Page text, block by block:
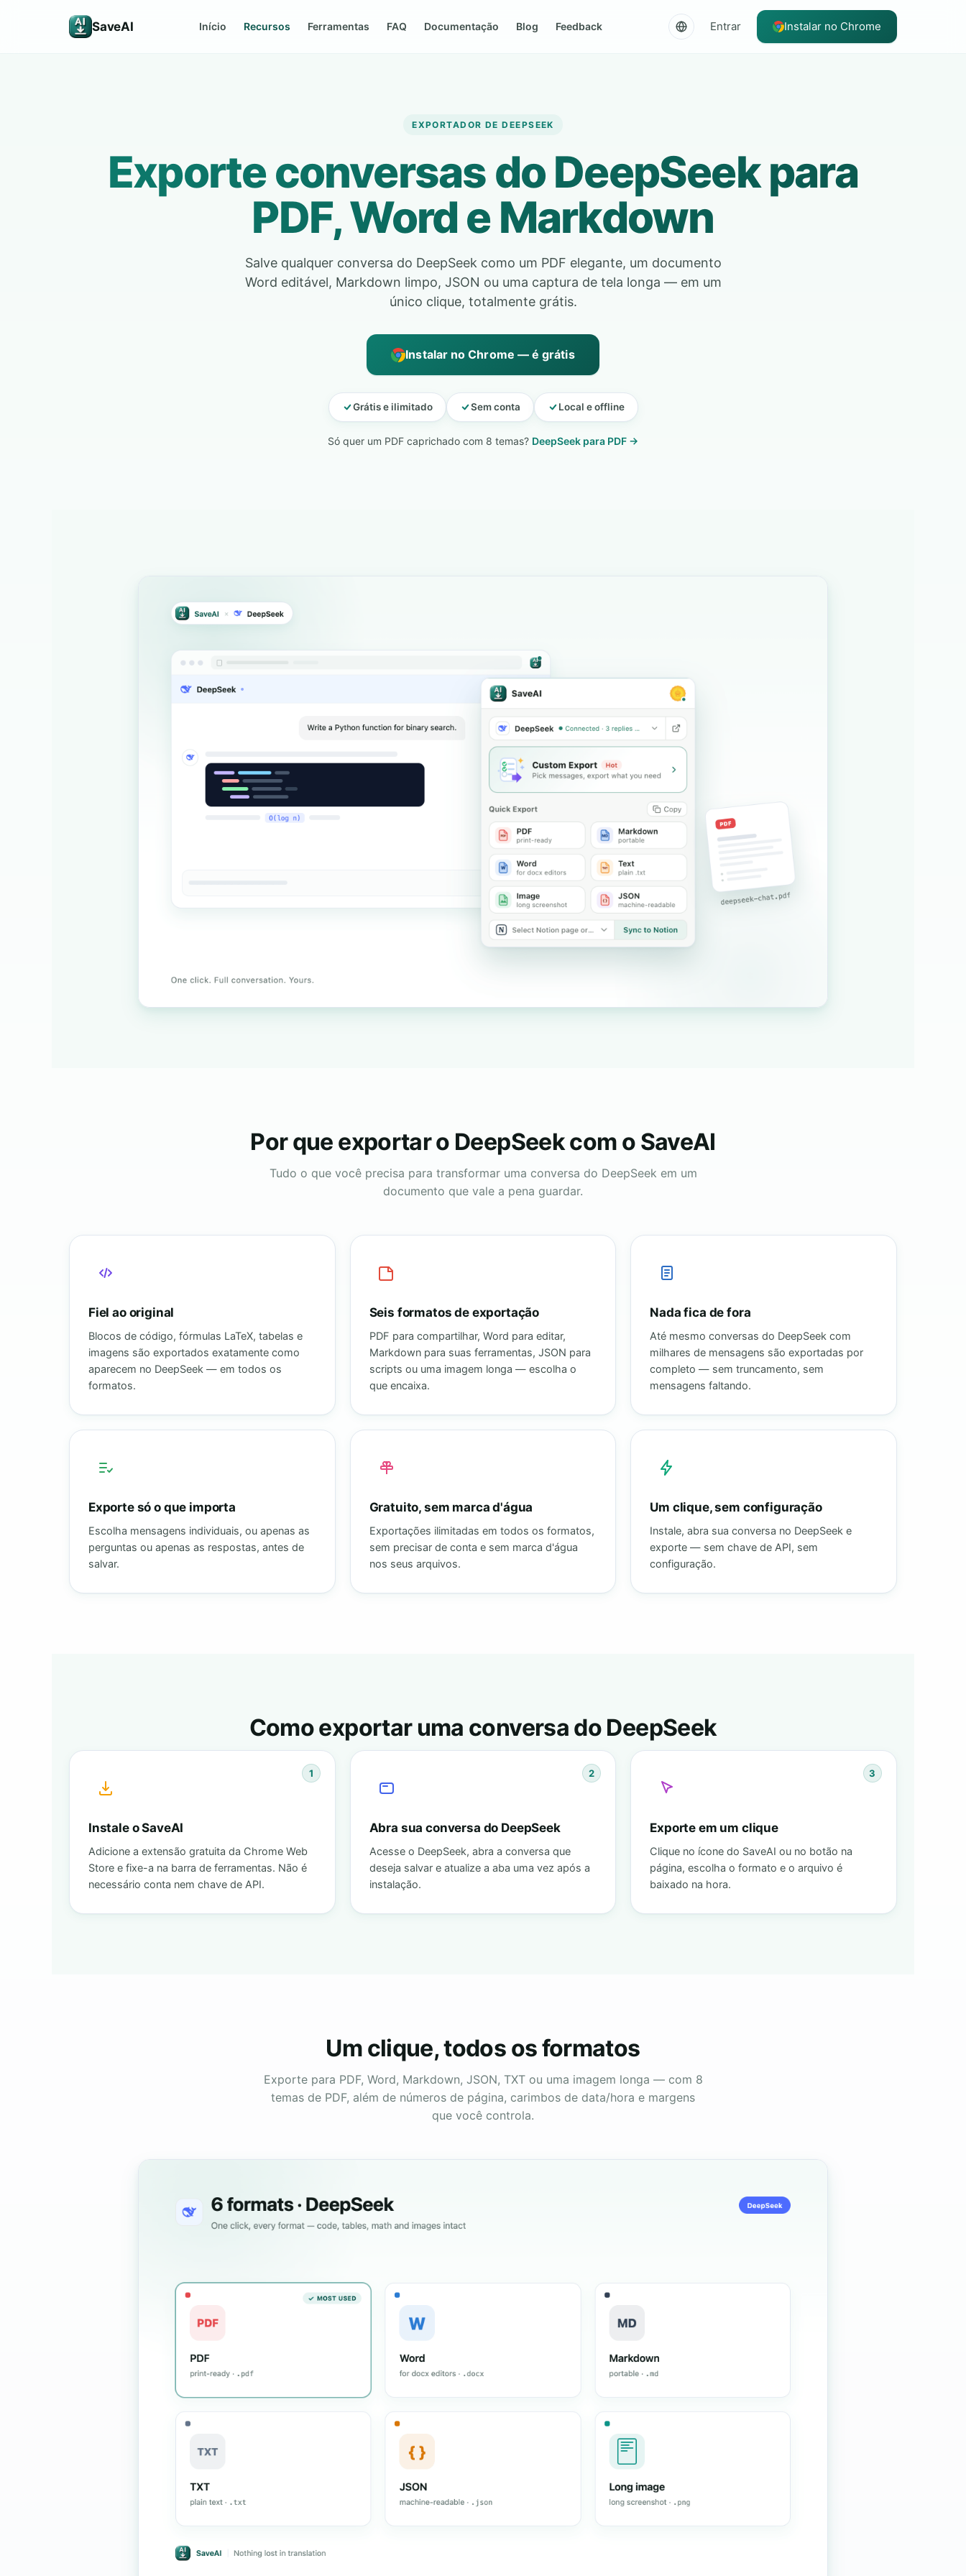
SaveAI Início Recursos Ferramentas FAQ Documentação Blog Feedback Entrar Instalar no Chrome
EXPORTADOR DE DEEPSEEK
Exporte conversas do DeepSeek para
PDF, Word e Markdown
Salve qualquer conversa do DeepSeek como um PDF elegante, um documento
Word editável, Markdown limpo, JSON ou uma captura de tela longa — em um
único clique, totalmente grátis.
Instalar no Chrome — é grátis
Grátis e ilimitado Sem conta Local e offline
Só quer um PDF caprichado com 8 temas? DeepSeek para PDF →
Por que exportar o DeepSeek com o SaveAI
Tudo o que você precisa para transformar uma conversa do DeepSeek em um
documento que vale a pena guardar.
Fiel ao original
Blocos de código, fórmulas LaTeX, tabelas e
imagens são exportados exatamente como
aparecem no DeepSeek — em todos os
formatos.
Seis formatos de exportação
PDF para compartilhar, Word para editar,
Markdown para suas ferramentas, JSON para
scripts ou uma imagem longa — escolha o
que encaixa.
Nada fica de fora
Até mesmo conversas do DeepSeek com
milhares de mensagens são exportadas por
completo — sem truncamento, sem
mensagens faltando.
Exporte só o que importa
Escolha mensagens individuais, ou apenas as
perguntas ou apenas as respostas, antes de
salvar.
Gratuito, sem marca d'água
Exportações ilimitadas em todos os formatos,
sem precisar de conta e sem marca d'água
nos seus arquivos.
Um clique, sem configuração
Instale, abra sua conversa no DeepSeek e
exporte — sem chave de API, sem
configuração.
Como exportar uma conversa do DeepSeek
1
Instale o SaveAI
Adicione a extensão gratuita da Chrome Web
Store e fixe-a na barra de ferramentas. Não é
necessário conta nem chave de API.
2
Abra sua conversa do DeepSeek
Acesse o DeepSeek, abra a conversa que
deseja salvar e atualize a aba uma vez após a
instalação.
3
Exporte em um clique
Clique no ícone do SaveAI ou no botão na
página, escolha o formato e o arquivo é
baixado na hora.
Um clique, todos os formatos
Exporte para PDF, Word, Markdown, JSON, TXT ou uma imagem longa — com 8
temas de PDF, além de números de página, carimbos de data/hora e margens
que você controla.